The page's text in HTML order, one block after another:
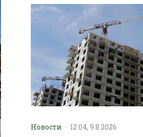
Новости · 12:04, 9.8.2026